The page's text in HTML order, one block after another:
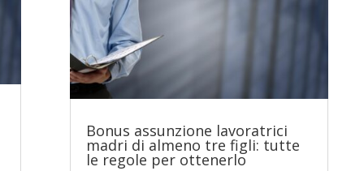
Bonus assunzione lavoratrici
madri di almeno tre figli: tutte
le regole per ottenerlo